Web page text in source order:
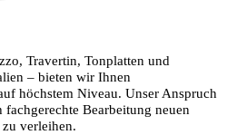
von Naturstein
Travertin, Tonplatten und
– bieten wir Ihnen
höchstem Niveau. Unser Anspruch
Bearbeitung neuen
verleihen.